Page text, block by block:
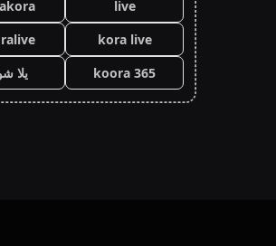
live
kora live
koora 365
يلا